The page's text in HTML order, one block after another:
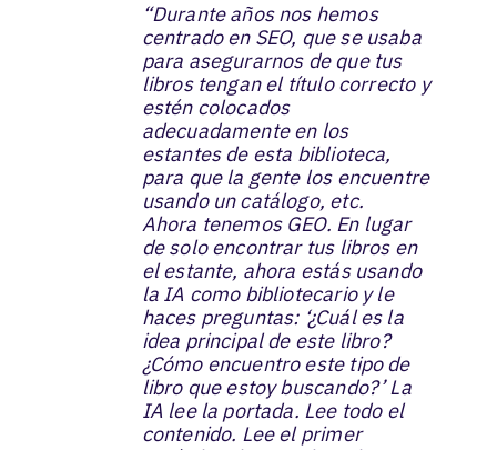
“Durante años nos hemos
centrado en SEO, que se usaba
para asegurarnos de que tus
libros tengan el título correcto y
estén colocados
adecuadamente en los
estantes de esta biblioteca,
para que la gente los encuentre
usando un catálogo, etc.
Ahora tenemos GEO. En lugar
de solo encontrar tus libros en
el estante, ahora estás usando
la IA como bibliotecario y le
haces preguntas: ‘¿Cuál es la
idea principal de este libro?
¿Cómo encuentro este tipo de
libro que estoy buscando?’ La
IA lee la portada. Lee todo el
contenido. Lee el primer